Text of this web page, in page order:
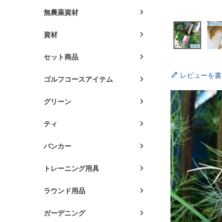
無農薬資材
資材
セット商品
ゴルフコースアイテム
グリーン
ティ
バンカー
トレーニング用具
ラウンド用品
ガーデニング
レビューを